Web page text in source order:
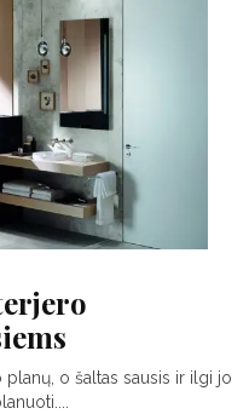
o šaltas sausis ir ilgi jo